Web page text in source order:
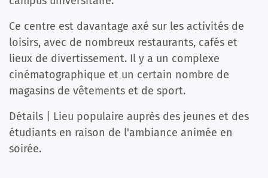
Ce centre est davantage axé sur les activités de
loisirs, avec de nombreux restaurants, cafés et
lieux de divertissement. Il y a un complexe
cinématographique et un certain nombre de
magasins de vêtements et de sport.
Détails | Lieu populaire auprès des jeunes et des
étudiants en raison de l'ambiance animée en
soirée.